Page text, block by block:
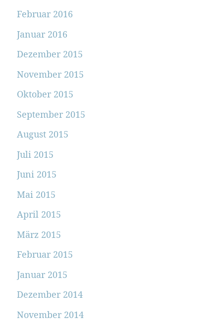
Februar 2016
Januar 2016
Dezember 2015
November 2015
Oktober 2015
September 2015
August 2015
Juli 2015
Juni 2015
Mai 2015
April 2015
März 2015
Februar 2015
Januar 2015
Dezember 2014
November 2014